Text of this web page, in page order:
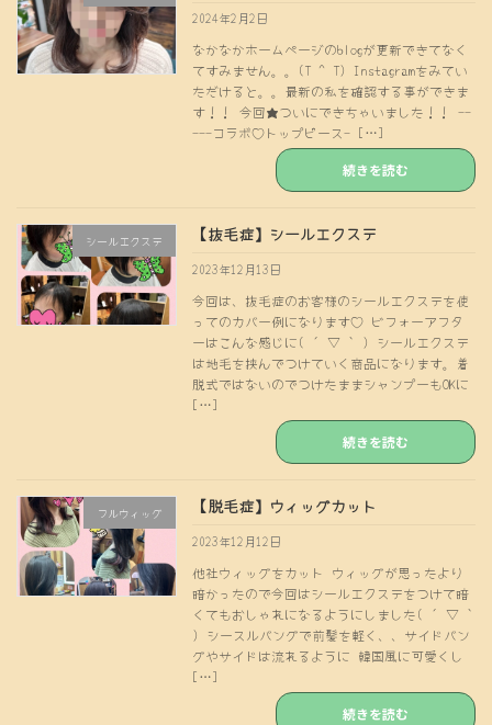
2024年2月2日
なかなかホームページのblogが更新できてなく
てすみません。。(T ^ T) Instagramをみてい
ただけると。。最新の私を確認する事ができま
す！！ 今回★ついにできちゃいました！！ --
---コラボ♡トップピース- […]
続きを読む
シールエクステ 【抜毛症】シールエクステ
2023年12月13日
今回は、抜毛症のお客様のシールエクステを使
ってのカバー例になります♡ ビフォーアフタ
ーはこんな感じに( ´ ▽ ` ) シールエクステ
は地毛を挟んでつけていく商品になります。着
脱式ではないのでつけたままシャンプーもOKに
[…]
続きを読む
フルウィッグ 【脱毛症】ウィッグカット
2023年12月12日
他社ウィッグをカット ウィッグが思ったより
暗かったので今回はシールエクステをつけて暗
くてもおしゃれになるようにしました( ´ ▽ `
) シースルバングで前髪を軽く、、サイドバン
グやサイドは流れるように 韓国風に可愛くし
[…]
続きを読む